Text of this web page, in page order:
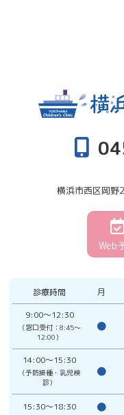
横浜市西区岡
Web
診療時間 月
9:00〜12:30
（窓口受付：8:45〜
12:00）
●
14:00〜15:30
（予防接種・乳児検
診）
●
15:30〜18:30 ●